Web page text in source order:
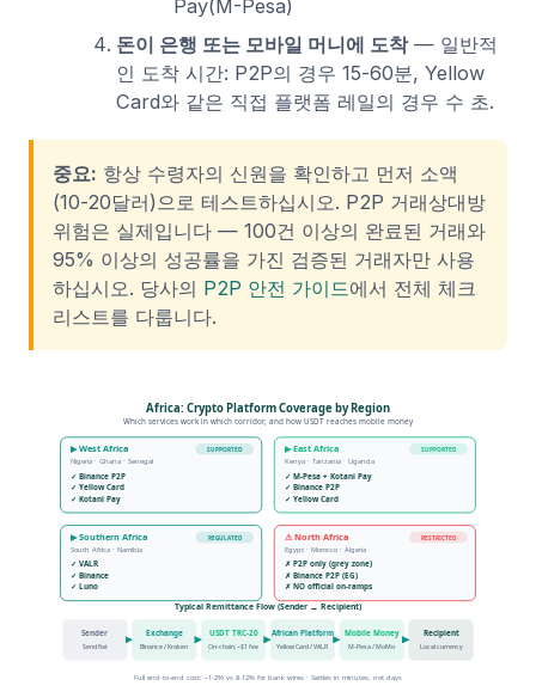
Pay(M-Pesa)
돈이 은행 또는 모바일 머니에 도착— 일반적
인 도착 시간: P2P의 경우 15-60분, Yellow
Card와 같은 직접 플랫폼 레일의 경우 수 초.
중요: 항상 수령자의 신원을 확인하고 먼저 소액
(10-20달러)으로 테스트하십시오. P2P 거래상대방
위험은 실제입니다 — 100건 이상의 완료된 거래와
95% 이상의 성공률을 가진 검증된 거래자만 사용
하십시오. 당사의 P2P 안전 가이드에서 전체 체크
리스트를 다룹니다.